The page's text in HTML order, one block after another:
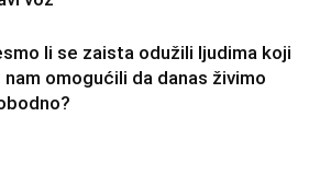
li se zaista odužili ljudima koji
nam omogućili da danas živimo